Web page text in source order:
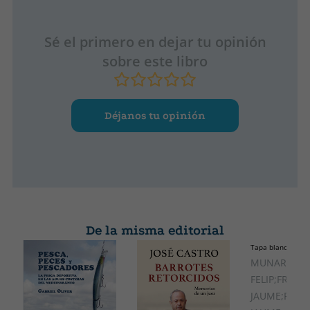
Sé el primero en dejar tu opinión
sobre este libro
Déjanos tu opinión
De la misma editorial
CATALÁN
Tapa blanda o
MUNAR,